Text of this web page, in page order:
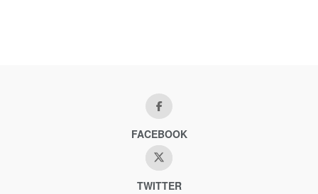
FACEBOOK
TWITTER